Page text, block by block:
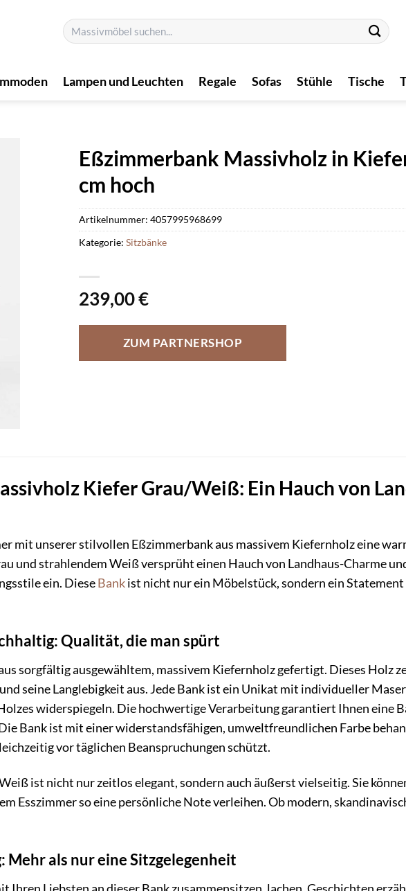
Suchen
nach:
Lampen und Leuchten Regale Sofas Stühle Tische
Eßzimmerbank Massivholz in
cm hoch
239,00€
ZUM PARTNERSHOP
Artikelnummer: 4057995968699
Kategorie: Sitzbänke
Kiefer Grau/Weiß: Ein Hauch von
mit unserer stilvollen Eßzimmerbank aus massivem Kiefernholz eine
und strahlendem Weiß versprüht einen Hauch von Landhaus-Charme
ein. DieseBankist nicht nur ein Möbelstück, sondern ein
Qualität, die man spürt
sorgfältig ausgewähltem, massivem Kiefernholz gefertigt. Dieses Holz
seine Langlebigkeit aus. Jede Bank ist ein Unikat mit individueller
widerspiegeln. Die hochwertige Verarbeitung garantiert Ihnen eine
Bank ist mit einer widerstandsfähigen, umweltfreundlichen Farbe
vor täglichen Beanspruchungen schützt.
ist nicht nur zeitlos elegant, sondern auch äußerst vielseitig. Sie
Esszimmer so eine persönliche Note verleihen. Ob modern,
Mehr als nur eine Sitzgelegenheit